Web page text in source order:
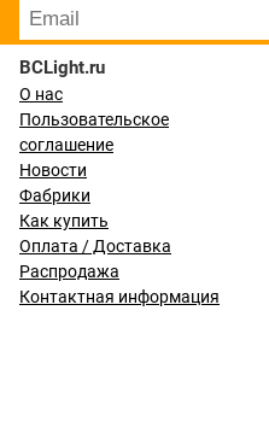
BCLight.ru
О нас
Пользовательское
соглашение
Новости
Фабрики
Как купить
Оплата / Доставка
Распродажа
Контактная информация